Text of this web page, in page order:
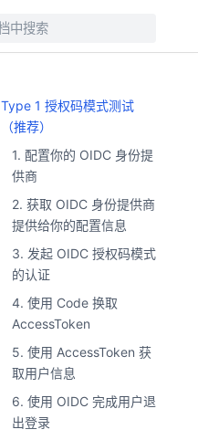
Type 1 授权码模式测试
（推荐）
1. 配置你的 OIDC 身份提
供商
2. 获取 OIDC 身份提供商
提供给你的配置信息
3. 发起 OIDC 授权码模式
的认证
4. 使用 Code 换取
AccessToken
5. 使用 AccessToken 获
取用户信息
6. 使用 OIDC 完成用户退
出登录